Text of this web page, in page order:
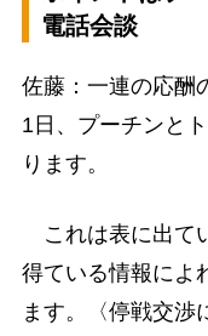
電話会談
佐藤：一連の応酬
1日、プーチンと
ります。
これは表に出て
得ている情報によ
ます。〈停戦交渉